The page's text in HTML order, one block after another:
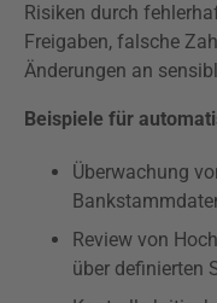
Risiken durch
Freigaben, falsche
Änderungen an
Beispiele für
Überwachung
Review von
über definierten